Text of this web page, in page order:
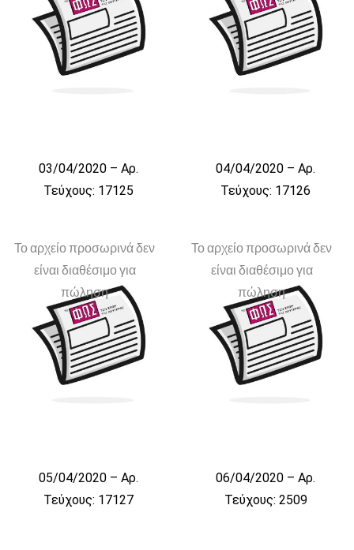
03/04/2020 – Αρ.
Τεύχους: 17125
04/04/2020 – Αρ.
Τεύχους: 17126
Το αρχείο προσωρινά δεν
είναι διαθέσιμο για
πώληση
05/04/2020 – Αρ.
Τεύχους: 17127
Το αρχείο προσωρινά δεν
είναι διαθέσιμο για
πώληση
06/04/2020 – Αρ.
Τεύχους: 2509